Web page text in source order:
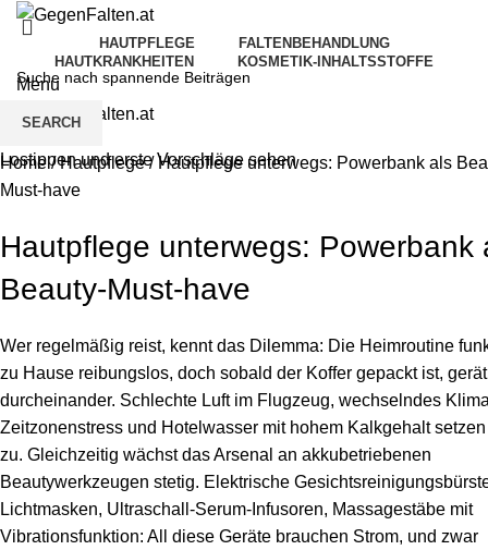
HAUTPFLEGE
FALTENBEHANDLUNG
HAUTKRANKHEITEN
KOSMETIK-INHALTSSTOFFE
Menu
Home/Hautpflege/Hautpflege unterwegs: Powerbank als
Must-have
Hautpflege unterwegs: Powerbank
Beauty-Must-have
Wer regelmäßig reist, kennt das Dilemma: Die Heimroutine
zu Hause reibungslos, doch sobald der Koffer gepackt ist,
durcheinander. Schlechte Luft im Flugzeug, wechselndes
Zeitzonenstress und Hotelwasser mit hohem Kalkgehalt
zu. Gleichzeitig wächst das Arsenal an akkubetriebenen
Beautywerkzeugen stetig. Elektrische
Lichtmasken, Ultraschall-Serum-Infusoren, Massagestäbe mit
Vibrationsfunktion: All diese Geräte brauchen Strom, und zwar
SEARCH
Lostippen und erste Vorschläge sehen